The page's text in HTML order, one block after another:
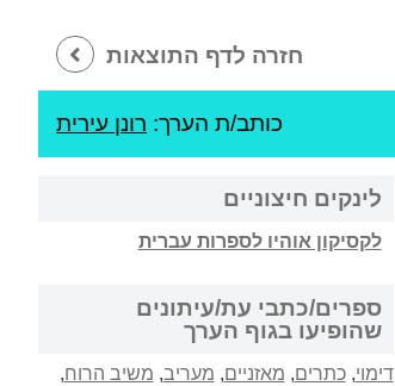
חזרה לדף התוצאות
כותב/ת הערך: רונן עירית
לינקים חיצוניים
לקסיקון אוהיו לספרות עברית
ספרים/כתבי עת/עיתונים
שהופיעו בגוף הערך
דימוי,כתרים, מאזניים, מעריב, משיב הרוח,